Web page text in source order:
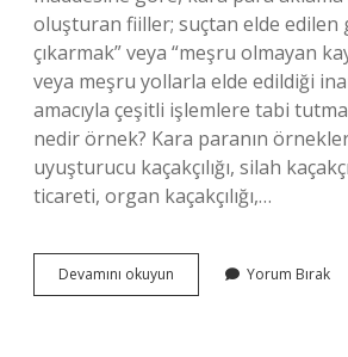
oluşturan fiiller; suçtan elde edilen
çıkarmak” veya “meşru olmayan
veya meşru yollarla elde edildiği
amacıyla çeşitli işlemlere tabi
nedir örnek? Kara paranın
uyuşturucu kaçakçılığı, silah
ticareti, organ kaçakçılığı,…
Devamını okuyun
Para
Yorum Bırak